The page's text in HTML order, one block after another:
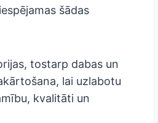
šādas
tostarp dabas un
lai uzlabotu
kvalitāti un